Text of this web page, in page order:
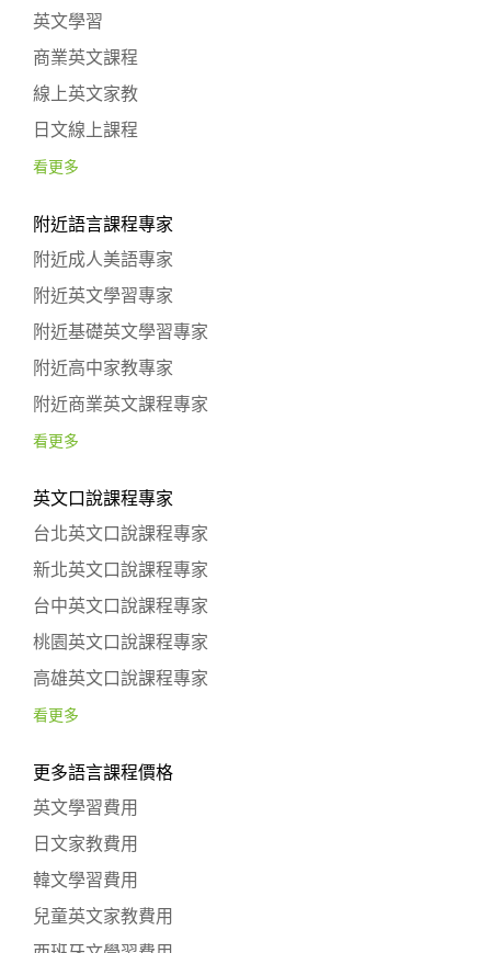
英文學習
商業英文課程
線上英文家教
日文線上課程
看更多
附近語言課程專家
附近成人美語專家
附近英文學習專家
附近基礎英文學習專家
附近高中家教專家
附近商業英文課程專家
看更多
英文口說課程專家
台北英文口說課程專家
新北英文口說課程專家
台中英文口說課程專家
桃園英文口說課程專家
高雄英文口說課程專家
看更多
更多語言課程價格
英文學習費用
日文家教費用
韓文學習費用
兒童英文家教費用